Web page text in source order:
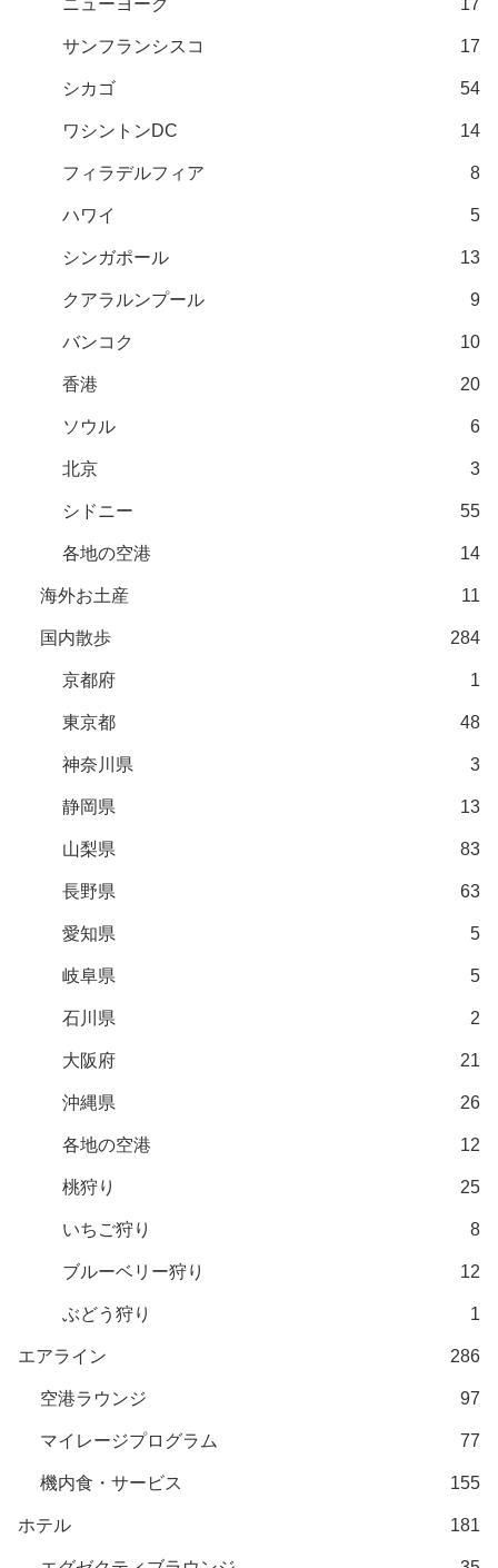
サンフランシスコ 17
シカゴ 54
ワシントンDC 14
フィラデルフィア 8
ハワイ 5
シンガポール 13
クアラルンプール 9
バンコク 10
香港 20
ソウル 6
北京 3
シドニー 55
各地の空港 14
海外お土産 11
国内散歩 284
京都府 1
東京都 48
神奈川県 3
静岡県 13
山梨県 83
長野県 63
愛知県 5
岐阜県 5
石川県 2
大阪府 21
沖縄県 26
各地の空港 12
桃狩り 25
いちご狩り 8
ブルーベリー狩り 12
ぶどう狩り 1
エアライン 286
空港ラウンジ 97
マイレージプログラム 77
機内食・サービス 155
ホテル 181